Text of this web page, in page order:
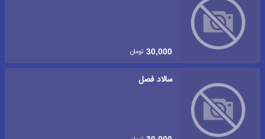
30,000 تومان
سالاد فصل